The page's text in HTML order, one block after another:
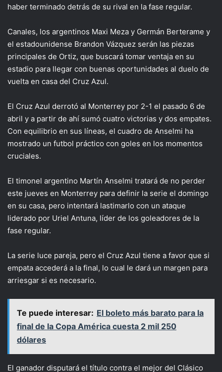
haber terminado detrás de su rival en la fase regular.
Canales, los argentinos Maxi Meza y Germán Berterame y
el estadounidense Brandon Vázquez serán las piezas
principales de Ortiz, que buscará tomar ventaja en su
estadio para llegar con buenas oportunidades al duelo de
vuelta en casa del Cruz Azul.
El Cruz Azul derrotó al Monterrey por 2-1 el pasado 6 de
abril y a partir de ahí sumó cuatro victorias y dos empates.
Con equilibrio en sus líneas, el cuadro de Anselmi ha
mostrado un futbol práctico con goles en los momentos
cruciales.
El timonel argentino Martín Anselmi tratará de no perder
este jueves en Monterrey para definir la serie el domingo
en su casa, pero intentará lastimarlo con un ataque
liderado por Uriel Antuna, líder de los goleadores de la
fase regular.
La serie luce pareja, pero el Cruz Azul tiene a favor que si
empata accederá a la final, lo cual le dará un margen para
arriesgar si es necesario.
Te puede interesar: El boleto más barato para la
final de la Copa América cuesta 2 mil 250
dólares
El ganador disputará el título contra el mejor del Clásico